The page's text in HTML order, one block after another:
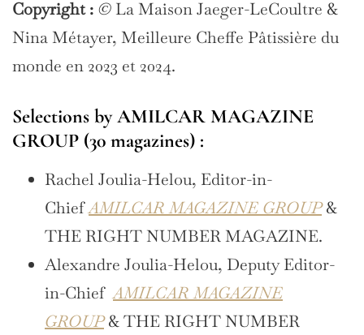
Copyright : © La Maison Jaeger-LeCoultre &
Nina Métayer, Meilleure Cheffe Pâtissière du
monde en 2023 et 2024.
Selections by AMILCAR MAGAZINE
GROUP (30 magazines) :
Rachel Joulia-Helou, Editor-in-
ChiefAMILCAR MAGAZINE GROUP&
THE RIGHT NUMBER MAGAZINE.
Alexandre Joulia-Helou, Deputy Editor-
in-ChiefAMILCAR MAGAZINE
GROUP& THE RIGHT NUMBER